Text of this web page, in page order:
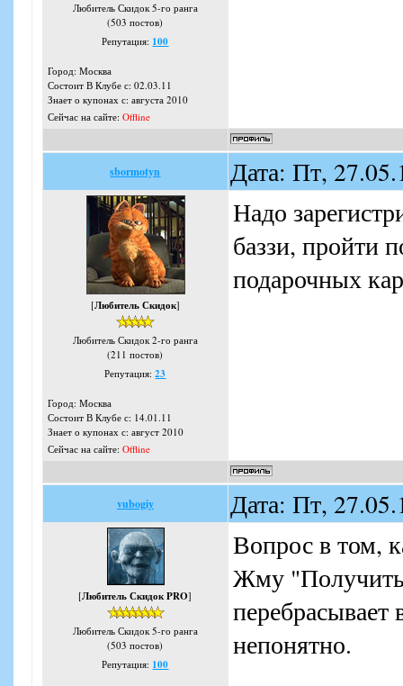
Любитель Скидок 5-го ранга
(503 постов)
Репутация: 100
Город: Москва
Состоит В Клубе с: 02.03.11
Знает о купонах с: августа 2010
Сейчас на сайте: Offline
sbormotyn Дата: Пт,
[Любитель Скидок]
Любитель Скидок 2-го ранга
(211 постов)
Репутация:23
Город: Москва
Состоит В Клубе с: 14.01.11
Знает о купонах с: август 2010
Сейчас на сайте: Offline
Надо
баззи, пройти
подарочных
vubogiy Дата: Пт,
[Любитель Скидок PRO]
Любитель Скидок 5-го ранга
(503 постов)
Репутация: 100
Вопрос в том,
Жму "Получить
перебрасывает
непонятно.